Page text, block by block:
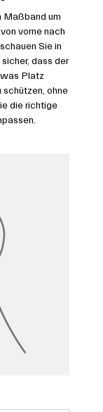
Maßband um
vorne nach
Sie in
dass der
Platz
schützen, ohne
die richtige